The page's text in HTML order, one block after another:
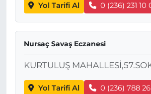
Yol Tarifi Al 0 (236) 231 10
Nursaç Savaş Eczanesi
KURTULUŞ
Yol Tarifi Al 0 (236) 788